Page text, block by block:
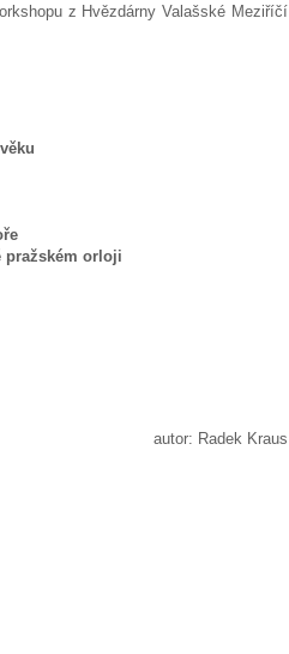
z Hvězdárny Valašské Meziříčí
pražském orloji
autor: Radek Kraus